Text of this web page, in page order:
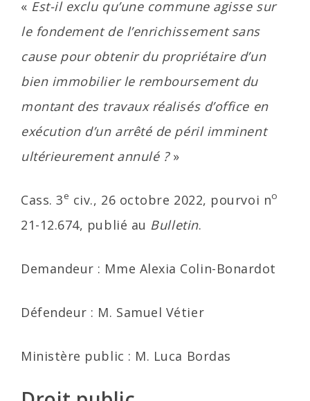
« Est-il exclu qu’une commune agisse sur
le fondement de l’enrichissement sans
cause pour obtenir du propriétaire d’un
bien immobilier le remboursement du
montant des travaux réalisés d’office en
exécution d’un arrêté de péril imminent
ultérieurement annulé ?»
Cass. 3e civ., 26 octobre 2022, pourvoi no
21-12.674, publié au Bulletin.
Demandeur : Mme Alexia Colin-Bonardot
Défendeur : M. Samuel Vétier
Ministère public : M. Luca Bordas